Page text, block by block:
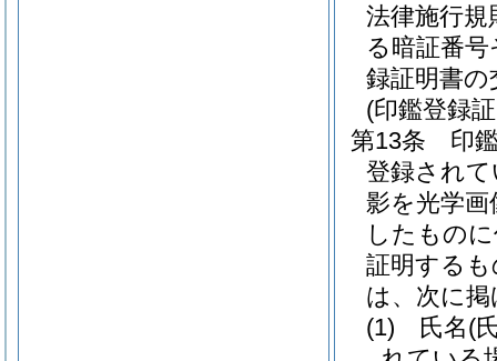
法律施行規
る暗証番
録証明書
(印鑑登録
第13条
印
登録され
影を光学
したもの
証明する
は、次に
(1)
氏名(